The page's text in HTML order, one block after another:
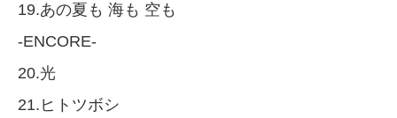
19.あの夏も 海も 空も
-ENCORE-
20.光
21.ヒトツボシ